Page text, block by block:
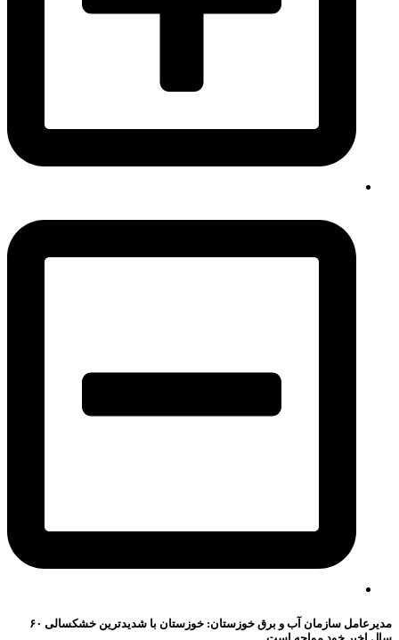
مدیرعامل سازمان آب و برق خوزستان: خوزستان با شدیدترین خشکسالی ۶۰